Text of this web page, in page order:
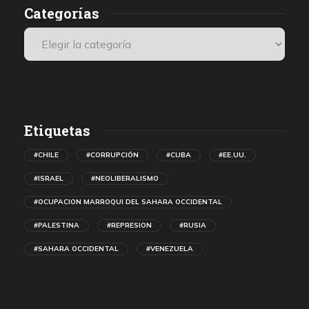
Categorías
Etiquetas
#CHILE #CORRUPCIÓN #CUBA #EE.UU.
#ISRAEL #NEOLIBERALISMO
#OCUPACION MARROQUI DEL SAHARA OCCIDENTAL
#PALESTINA #REPRESION #RUSIA
#SAHARA OCCIDENTAL #VENEZUELA